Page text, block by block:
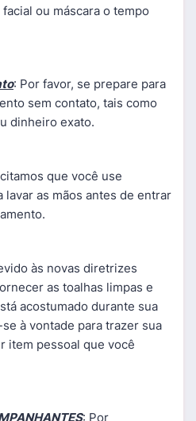
ou máscara o tempo
: Por favor, se prepare para
sem contato, tais como
dinheiro exato.
que você use
as mãos antes de entrar
às novas diretrizes
as toalhas limpas e
acostumado durante sua
à vontade para trazer sua
item pessoal que você
: Por